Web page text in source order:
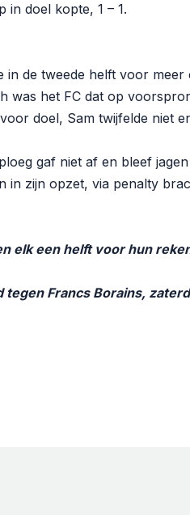
in doel kopte, 1 – 1.
in de tweede helft voor
was het FC dat op
doel, Sam twijfelde niet
gaf niet af en bleef
in zijn opzet, via penalty
elk een helft voor hun
Francs Borains,